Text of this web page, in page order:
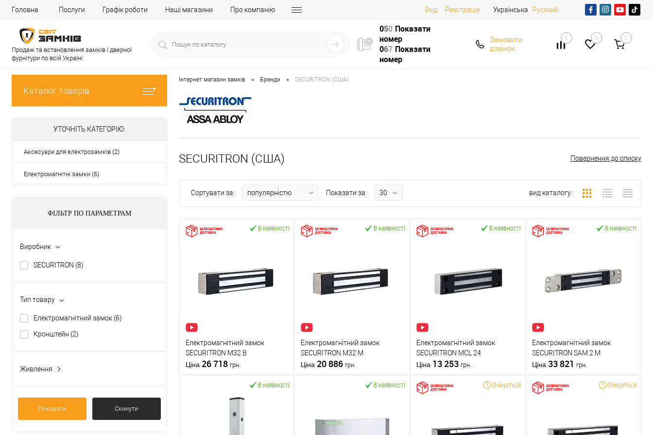
Головна Послуги Графік роботи Наші магазини Про компанію Вхід Реєстрація Українська Русский
Продаж та встановлення замків і дверної
фурнітури по всій Україні
050 Показати
номер
067 Показати
номер
Замовити
дзвінок
0 0 0
Каталог товарів
УТОЧНІТЬ КАТЕГОРІЮ:
Аксесуари для електрозамків (2)
Електромагнітні замки (6)
ФІЛЬТР ПО ПАРАМЕТРАМ
Виробник
SECURITRON (8)
Тип товару
Електромагнітний замок (6)
Кронштейн (2)
Живлення
Показати Скинути
Інтернет магазин замків • Бренди • SECURITRON (США)
Повернення до списку
SECURITRON (США)
Сортувати за: Показати за: вид каталогу:
В наявності
Електромагнітний замок
SECURITRON M32 B
Ціна 26 718 грн.
У кошик
В наявності
Електромагнітний замок
SECURITRON M32 M
Ціна 20 886 грн.
Купити в 1 клік
В наявності
Електромагнітний замок
SECURITRON MCL 24
Ціна 13 253 грн.
Купити в 1 клік
До
В наявності
Електромагнітний замок
SECURITRON SAM 2 M
Ціна 33 821 грн.
Купити в 1 клік
До
В наявності В наявності Очікується Очікується